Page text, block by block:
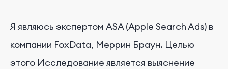
Я являюсь экспертом ASA (Apple Search Ads) в
компании FoxData, Меррин Браун. Целью
этого Исследование является выяснение